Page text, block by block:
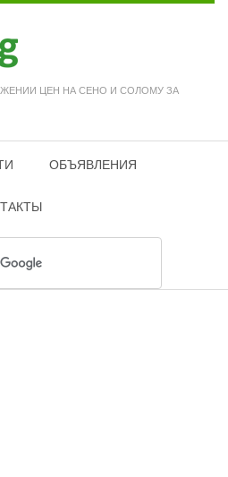
ЦЕН НА СЕНО И СОЛОМУ ЗА
ОБЪЯВЛЕНИЯ